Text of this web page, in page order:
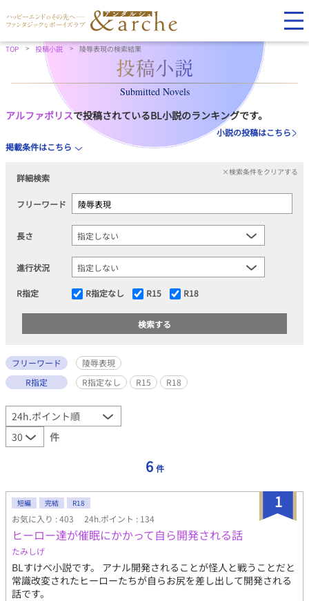
TOP 投稿小説 陵辱表現の検索結果
Submitted Novels
アルファポリスで投稿されているBL小説のランキングです。
小説の投稿はこちら
掲載条件はこちら
詳細検索
×検索条件をクリアする
フリーワード
長さ
進行状況
R指定 R指定なし R15 R18
フリーワード
陵辱表現
R指定
R指定なし R15 R18
件
6 件
1
短編 完結 R18
お気に入り : 403 24h.ポイント : 134
ヒーロー達が催眠にかかって自ら開発される話
たみしげ
BLすけべ小説です。 アナル開発されることが怪人と戦うことだと
常識改変されたヒーローたちが自らお尻を差し出して開発される
話です。